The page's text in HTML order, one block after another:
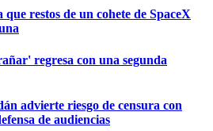
restos de un cohete de SpaceX
regresa con una segunda
advierte riesgo de censura con
de audiencias